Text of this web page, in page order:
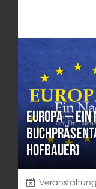
Europa –
Hofbauer)
Veranstaltung